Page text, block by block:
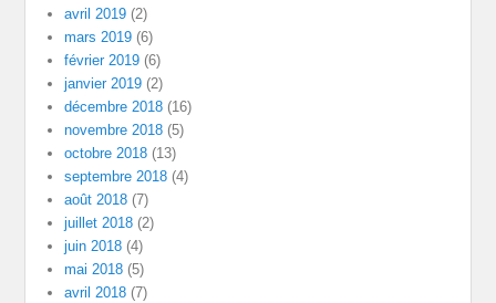
avril 2019 (2)
mars 2019 (6)
février 2019 (6)
janvier 2019 (2)
décembre 2018 (16)
novembre 2018 (5)
octobre 2018 (13)
septembre 2018 (4)
août 2018 (7)
juillet 2018 (2)
juin 2018 (4)
mai 2018 (5)
avril 2018 (7)